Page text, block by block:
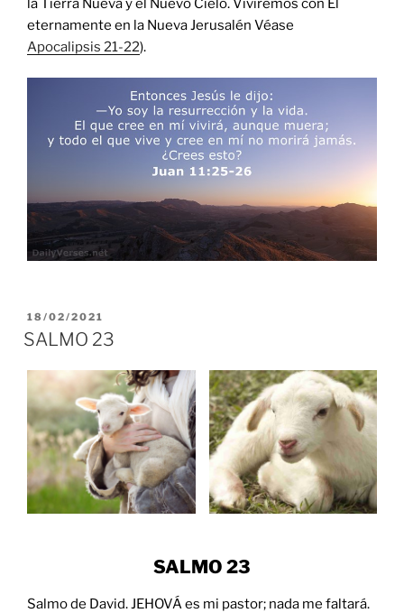
la Tierra Nueva y el Nuevo Cielo. Viviremos con Él
eternamente en la Nueva Jerusalén Véase
Apocalipsis 21-22).
POSTED
ON
18/02/2021
SALMO 23
SALMO 23
Salmo de David. JEHOVÁ es mi pastor; nada me faltará.